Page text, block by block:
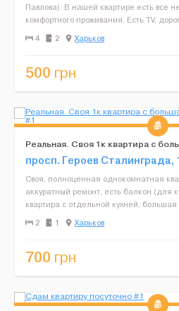
Павлова). В нашей квартире есть все
комфортного проживания. Есть ТV,
балкон, стиральная машина. Новый
4 2 Харьков
500 грн
Реальная. Своя 1к квартира с
дома, ХТЗ
просп. Героев Сталинграда,
Своя, полноценная однокомнатная
аккуратный ремонт, есть балкон (для
квартира с отдельной кухней,
транспортная развязка, большой
2 1 Харьков
700 грн